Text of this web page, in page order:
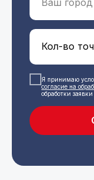
Я принимаю
согласие на
обработки